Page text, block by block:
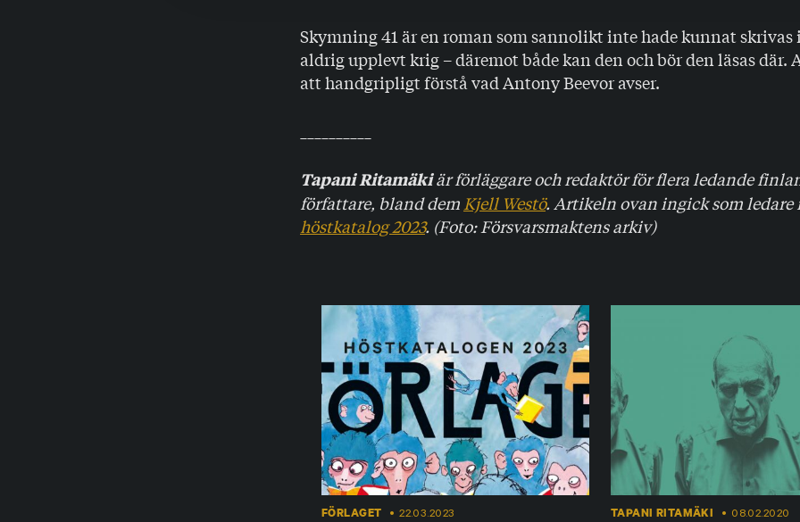
Skymning 41 är en roman som sannolikt inte hade kunnat skrivas
aldrig upplevt krig – däremot både kan den och bör den läsas där.
att handgripligt förstå vad Antony Beevor avser.
Tapani Ritamäkiär förläggare och redaktör för flera ledande
författare, bland dem Kjell Westö. Artikeln ovan ingick som ledare
höstkatalog 2023. (Foto: Försvarsmaktens arkiv)
FÖRLAGET 22.03.2023 TAPANI RITAMÄKI 08.02.2020